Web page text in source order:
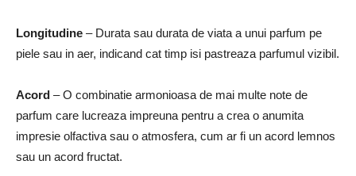
Longitudine – Durata sau durata de viata a unui parfum pe
piele sau in aer, indicand cat timp isi pastreaza parfumul vizibil.
Acord – O combinatie armonioasa de mai multe note de
parfum care lucreaza impreuna pentru a crea o anumita
impresie olfactiva sau o atmosfera, cum ar fi un acord lemnos
sau un acord fructat.